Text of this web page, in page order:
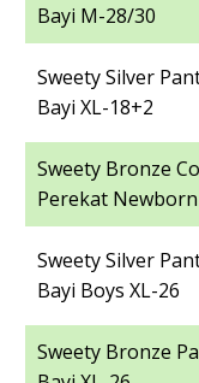
Bayi M-28/30
Sweety Silver
Bayi XL-18+2
Sweety Bronze
Perekat
Sweety Silver
Bayi Boys XL-26
Sweety Bronze